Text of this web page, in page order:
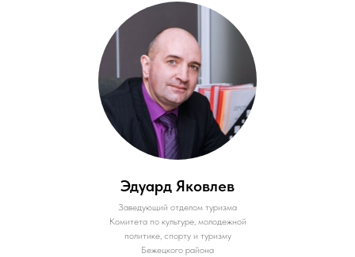
Эдуард Яковлев
Заведующий отделом туризма
Комитета по культуре, молодежной
политике, спорту и туризму
Бежецкого района